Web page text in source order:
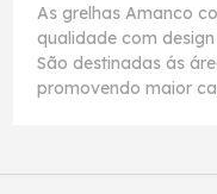
As grelhas Amanco
qualidade com
São destinadas ás
promovendo maior